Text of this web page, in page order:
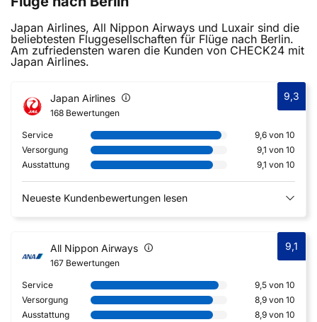
Japan Airlines, All Nippon Airways und Luxair sind die
beliebtesten Fluggesellschaften für Flüge nach Berlin.
Am zufriedensten waren die Kunden von CHECK24 mit
Japan Airlines.
Japan Airlines
168 Bewertungen
9,3
Service
9,6 von 10
Versorgung
9,1 von 10
Ausstattung
9,1 von 10
Neueste Kundenbewertungen lesen
All Nippon Airways
167 Bewertungen
9,1
Service
9,5 von 10
Versorgung
8,9 von 10
Ausstattung
8,9 von 10